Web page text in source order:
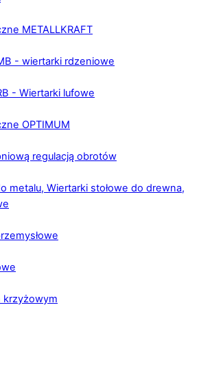
METALLKRAFT
- wiertarki rdzeniowe
- Wiertarki lufowe
OPTIMUM
regulacją obrotów
metalu, Wiertarki stołowe do drewna,
krzyżowym